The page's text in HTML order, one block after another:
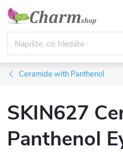
Přejít
obsah
Ceramide with Panthenol
SKIN627
Panthenol